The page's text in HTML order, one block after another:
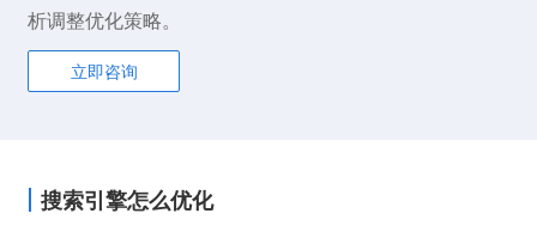
析调整优化策略。
立即咨询
搜索引擎怎么优化